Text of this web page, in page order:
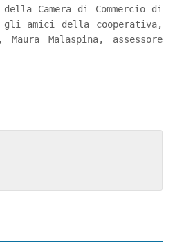
Camera di Commercio di
gli amici della cooperativa,
Malaspina, assessore